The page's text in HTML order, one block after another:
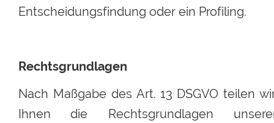
Entscheidungsfindung oder ein Profiling.
Rechtsgrundlagen
Nach Maßgabe des Art. 13 DSGVO teilen
Ihnen
die Rechtsgrundlagen